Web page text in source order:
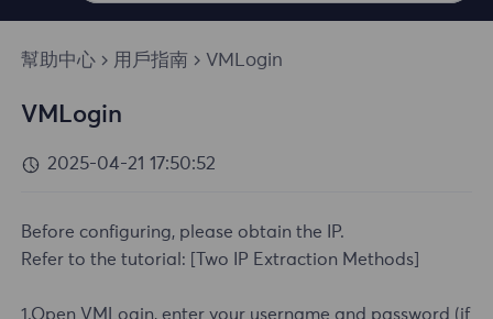
幫助中心 用戶指南 VMLogin
VMLogin
2025-04-21 17:50:52
Before configuring, please obtain the IP.
Refer to the tutorial: [Two IP Extraction Methods]
1.Open VMLogin, enter your username and password (if